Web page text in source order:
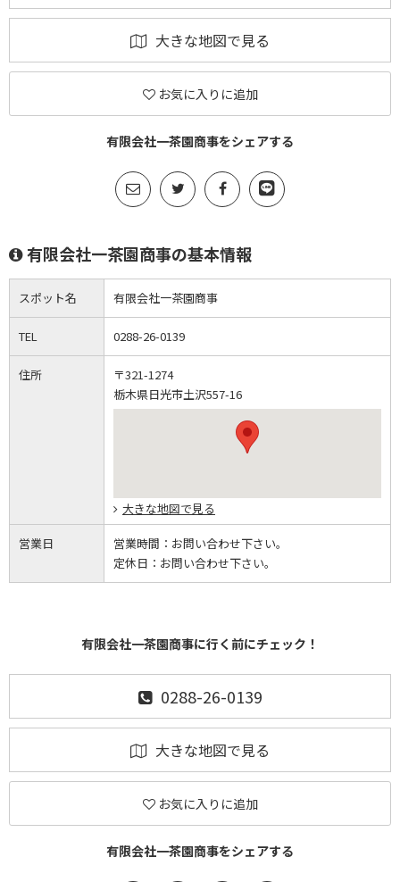
大きな地図で見る
お気に入りに追加
有限会社一茶園商事をシェアする
有限会社一茶園商事の基本情報
スポット名 有限会社一茶園商事
TEL 0288-26-0139
住所
〒321-1274
栃木県日光市土沢557-16
大きな地図で見る
営業日 営業時間： お問い合わせ下さい。
定休日： お問い合わせ下さい。
有限会社一茶園商事に行く前にチェック！
0288-26-0139
大きな地図で見る
お気に入りに追加
有限会社一茶園商事をシェアする